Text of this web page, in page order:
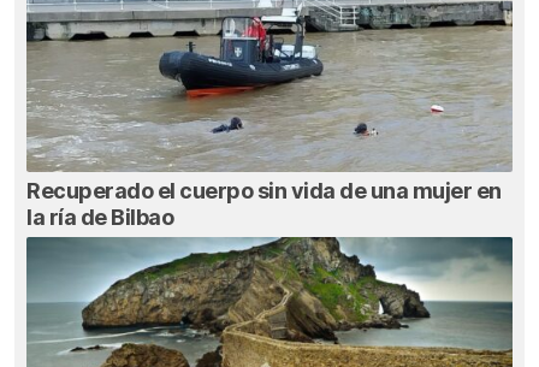
Recuperado el cuerpo sin vida de una mujer en
la ría de Bilbao